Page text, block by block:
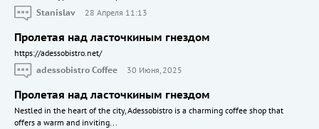
Stanislav
28 Апреля 11:13
Пролетая над ласточкиным гнездом
https://adessobistro.net/
adessobistro Coffee
30 Июня, 2025
Пролетая над ласточкиным гнездом
Nestled in the heart of the city, Adessobistro is a charming coffee shop that
offers a warm and inviting...